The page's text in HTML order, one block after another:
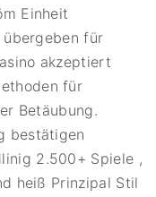
Einheit
für
akzeptiert
für
Betäubung.
bestätigen
2.500+ Spiele ,
heiß Prinzipal Stil